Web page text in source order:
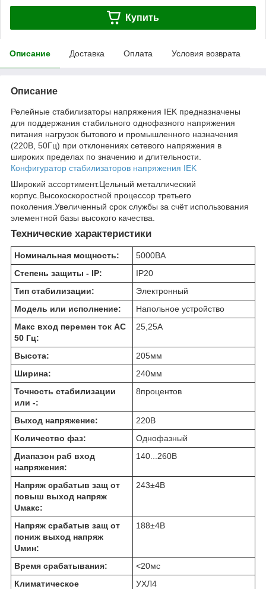
Купить
Описание Доставка Оплата Условия возврата
Описание
Релейные стабилизаторы напряжения IEK предназначены
для поддержания стабильного однофазного напряжения
питания нагрузок бытового и промышленного назначения
(220В, 50Гц) при отклонениях сетевого напряжения в
широких пределах по значению и длительности.
Конфигуратор стабилизаторов напряжения IEK
Широкий ассортимент.Цельный металлический
корпус.Высокоскоростной процессор третьего
поколения.Увеличенный срок службы за счёт использования
элементной базы высокого качества.
Технические характеристики
Номинальная мощность: 5000ВА
Степень защиты - IP:
IP20
Тип стабилизации:
Электронный
Модель или исполнение:
Напольное устройство
Макс вход перемен ток AC
50 Гц:
25,25А
Высота: 205мм
Ширина:
240мм
Точность стабилизации
или -:
8процентов
Выход напряжение: 220В
Количество фаз:
Однофазный
Диапазон раб вход
напряжения:
140...260В
Напряж срабатыв защ от
повыш выход напряж
Uмакс:
243±4В
Напряж срабатыв защ от
пониж выход напряж
Uмин:
188±4В
Время срабатывания: <20мс
Климатическое
УХЛ4